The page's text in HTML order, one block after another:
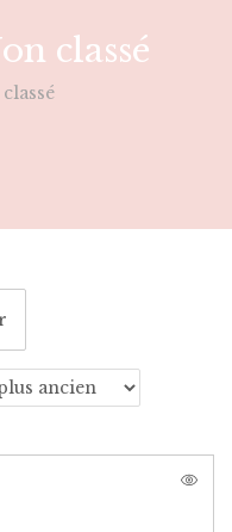
classé